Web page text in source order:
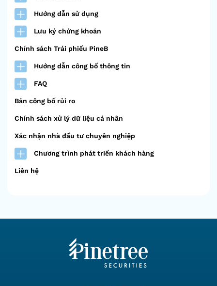
Hướng dẫn sử dụng
Lưu ký chứng khoán
Chính sách Trái phiếu PineB
Hướng dẫn công bố thông tin
FAQ
Bản công bố rủi ro
Chính sách xử lý dữ liệu cá nhân
Xác nhận nhà đầu tư chuyên nghiệp
Chương trình phát triển khách hàng
Liên hệ